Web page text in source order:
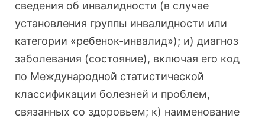
сведения об инвалидности (в случае
установления группы инвалидности или
категории «ребенок-инвалид»); и) диагноз
заболевания (состояние), включая его код
по Международной статистической
классификации болезней и проблем,
связанных со здоровьем; к) наименование